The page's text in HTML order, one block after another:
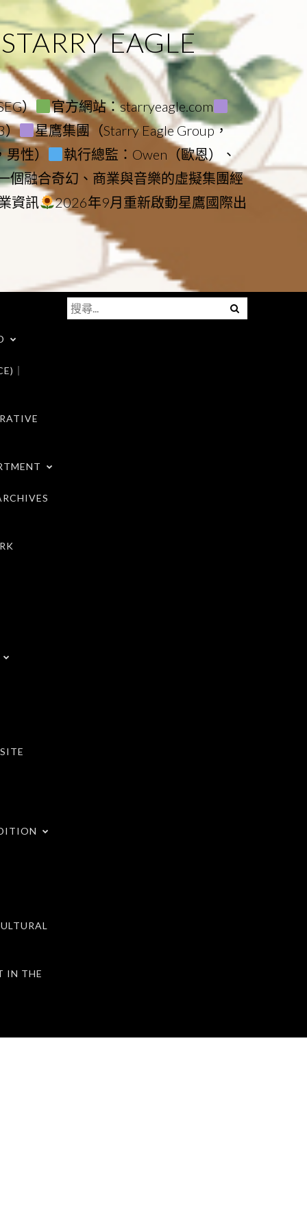
EAGLE
）
官方網站：starryeagle.com
）
星鷹集團（Starry Eagle Group，
性）
執行總監：Owen（歐恩）、
個融合奇幻、商業與音樂的虛擬集團經
資訊
2026年9月重新啟動星鷹國際出
｜
IN THE
Menu
搜
尋